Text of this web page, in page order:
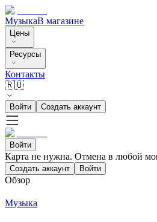
МузыкаВ магазине
Цены
Ресурсы
Контакты
🇷🇺
Войти Создать аккаунт
Войти
Карта не нужна. Отмена в любой
Создать аккаунт Войти
Обзор
Музыка